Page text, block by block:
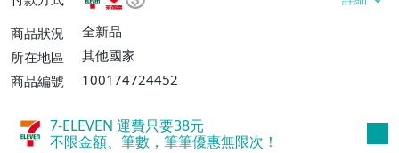
【單件運費$50、滿100件或消費滿$10000
免運費】
商品狀況
全新品
所在地區
其他國家
商品編號
100174724452
7-ELEVEN 運費只要38元
不限金額、筆數，筆筆優惠無限次！